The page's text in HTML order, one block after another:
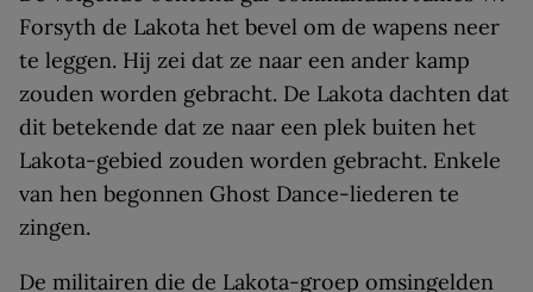
Forsyth de Lakota het bevel om de wapens neer
te leggen. Hij zei dat ze naar een ander kamp
zouden worden gebracht. De Lakota dachten dat
dit betekende dat ze naar een plek buiten het
Lakota-gebied zouden worden gebracht. Enkele
van hen begonnen Ghost Dance-liederen te
zingen.
De militairen die de Lakota-groep omsingelden